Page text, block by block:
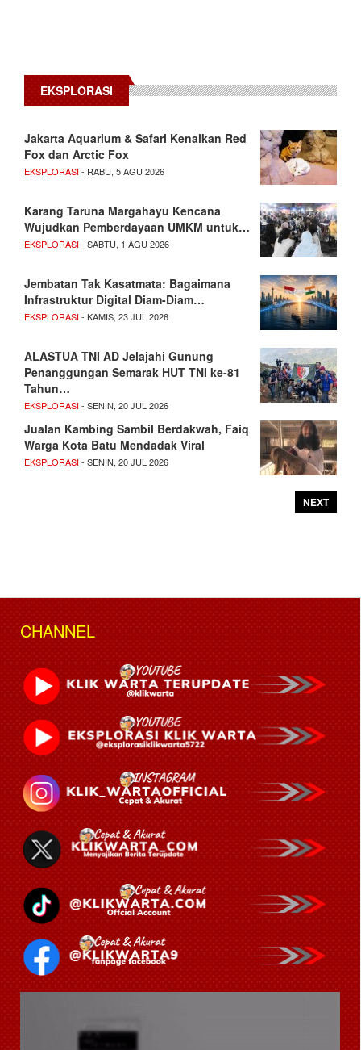
EKSPLORASI
Jakarta Aquarium & Safari Kenalkan Red
Fox dan Arctic Fox
EKSPLORASI- RABU, 5 AGU 2026
Karang Taruna Margahayu Kencana
Wujudkan Pemberdayaan UMKM untuk…
EKSPLORASI- SABTU, 1 AGU 2026
Jembatan Tak Kasatmata: Bagaimana
Infrastruktur Digital Diam-Diam…
EKSPLORASI- KAMIS, 23 JUL 2026
ALASTUA TNI AD Jelajahi Gunung
Penanggungan Semarak HUT TNI ke-81
Tahun…
EKSPLORASI- SENIN, 20 JUL 2026
Jualan Kambing Sambil Berdakwah, Faiq
Warga Kota Batu Mendadak Viral
EKSPLORASI- SENIN, 20 JUL 2026
NEXT
CHANNEL